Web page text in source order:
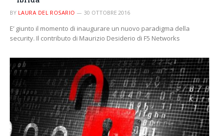
BY LAURA DEL ROSARIO 30 OTTOBRE 2016
E’ giunto il momento di inaugurare un nuovo paradigma della
security. Il contributo di Maurizio Desiderio di F5 Networks